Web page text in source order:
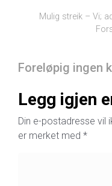
Mulig streik – Vi;
Foreløpig ingen
Legg igjen
Din e-postadresse vil
er merket med *